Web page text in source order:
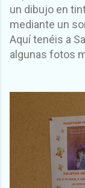
un dibujo en
mediante un
Aquí tenéis a
algunas fotos